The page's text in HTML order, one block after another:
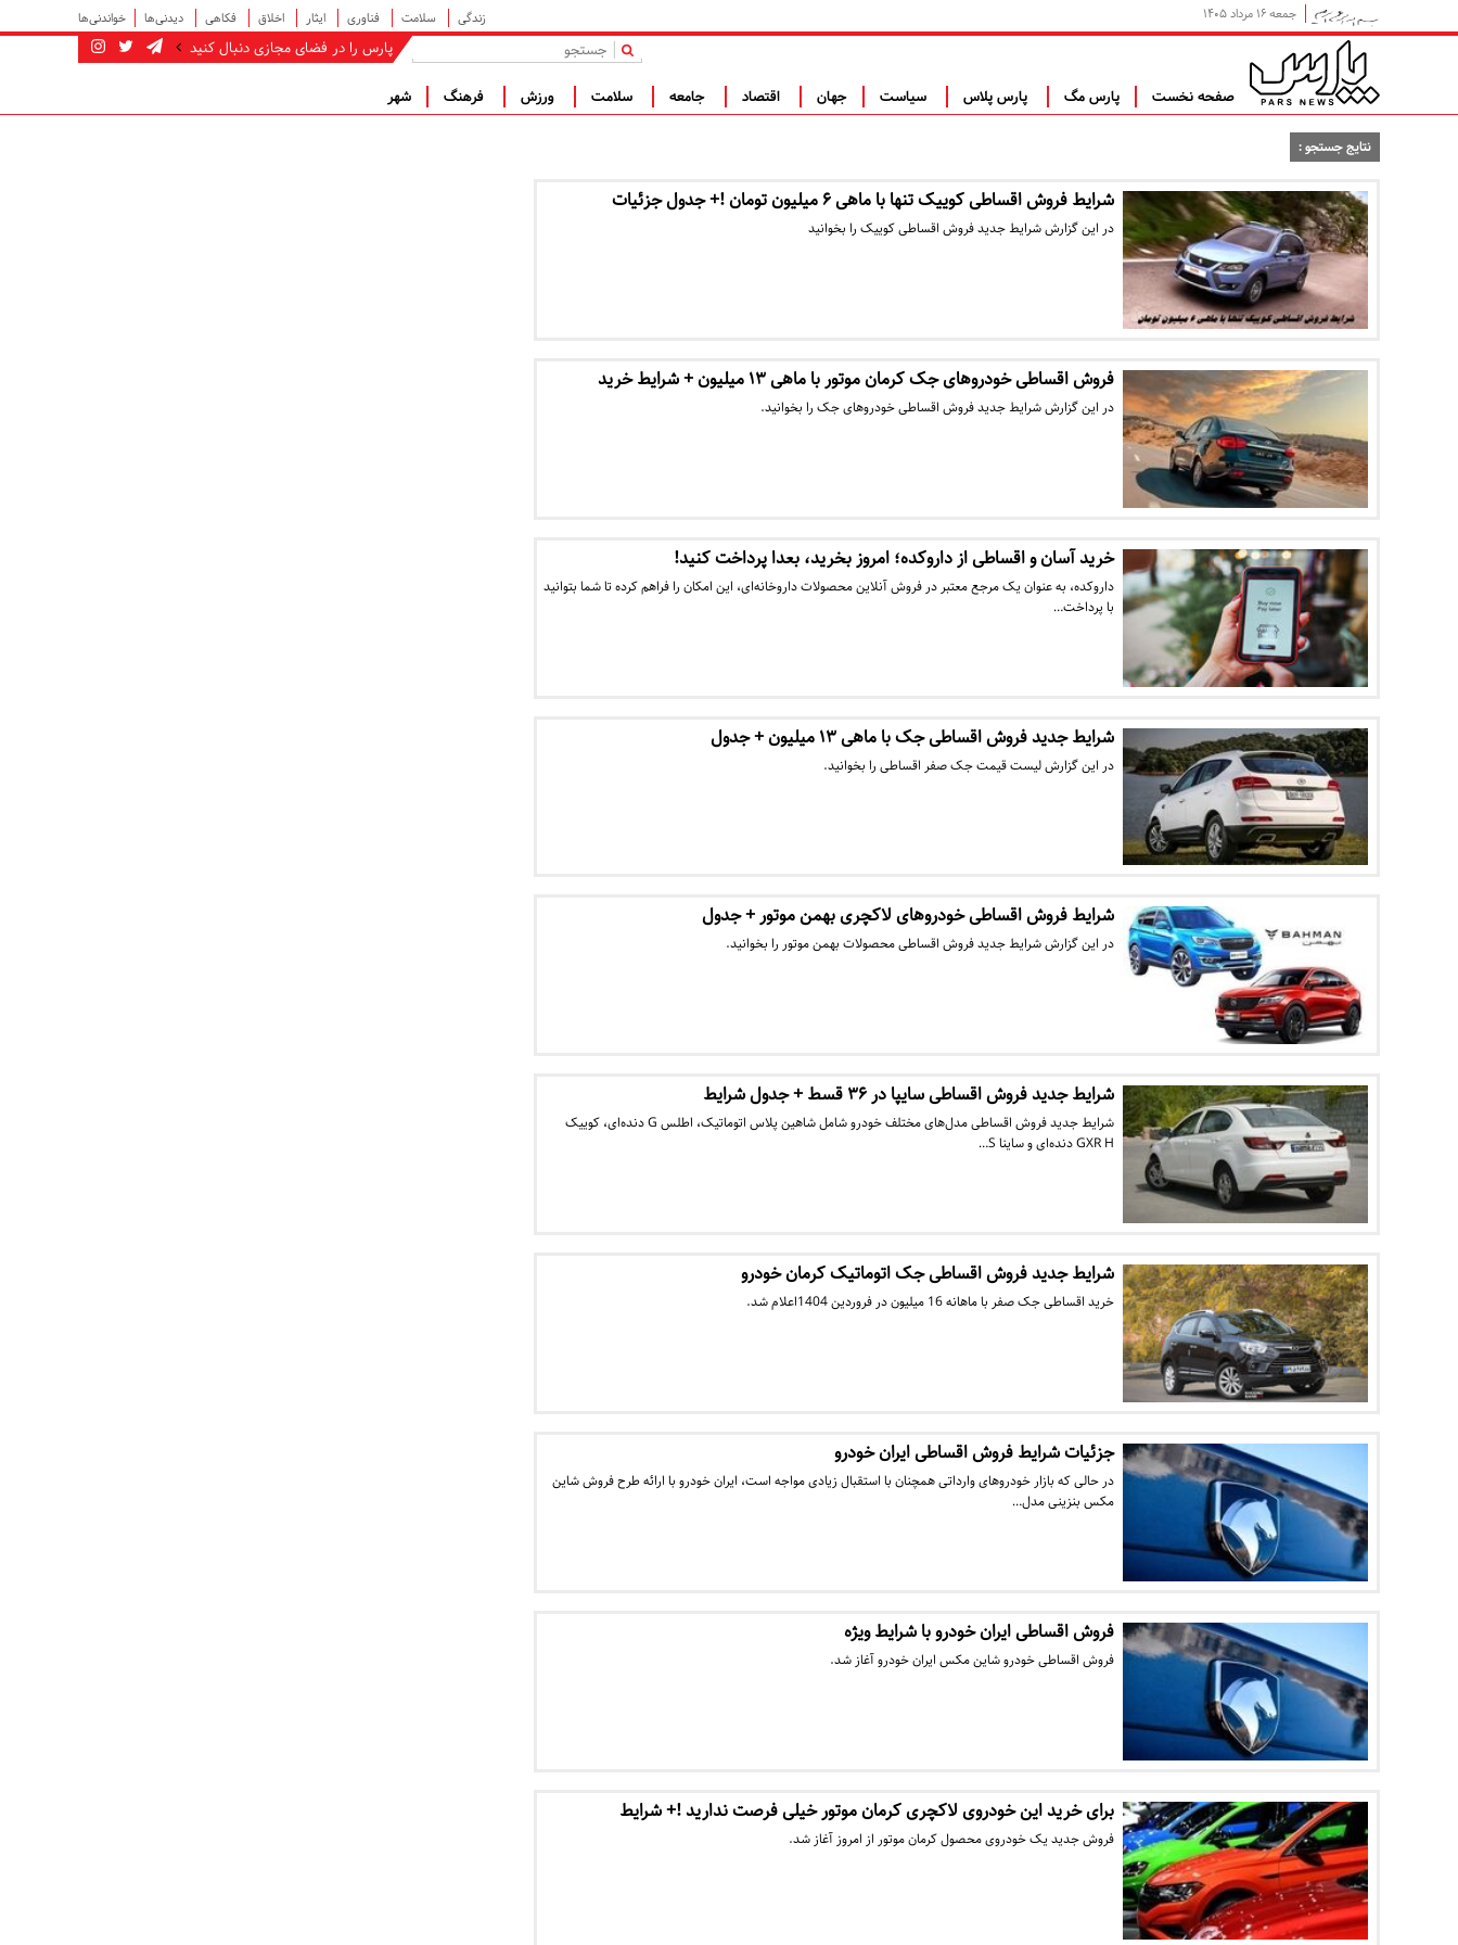
جمعه ۱۶ مرداد ۱۴۰۵ زندگی سلامت فناوری ایثار اخلاق فکاهی دیدنی‌ها خواندنی‌ها
پارس را در فضای مجازی دنبال کنید |
صفحه نخست پارس مگ پارس پلاس سیاست جهان اقتصاد جامعه سلامت ورزش فرهنگ شهر
نتایج جستجو :
شرایط فروش اقساطی کوییک تنها با ماهی ۶ میلیون تومان !+ جدول جزئیات
در این گزارش شرایط جدید فروش اقساطی کوییک را بخوانید
فروش اقساطی خودروهای جک کرمان موتور با ماهی ۱۳ میلیون + شرایط خرید
در این گزارش شرایط جدید فروش اقساطی خودروهای جک را بخوانید.
خرید آسان و اقساطی از داروکده؛ امروز بخرید، بعدا پرداخت کنید!
داروکده، به عنوان یک مرجع معتبر در فروش آنلاین محصولات داروخانه‌ای، این امکان را فراهم کرده تا شما بتوانید
با پرداخت…
شرایط جدید فروش اقساطی جک با ماهی ۱۳ میلیون + جدول
در این گزارش لیست قیمت جک صفر اقساطی را بخوانید.
شرایط فروش اقساطی خودروهای لاکچری بهمن موتور + جدول
در این گزارش شرایط جدید فروش اقساطی محصولات بهمن موتور را بخوانید.
شرایط جدید فروش اقساطی سایپا در ۳۶ قسط + جدول شرایط
شرایط جدید فروش اقساطی مدل‌های مختلف خودرو شامل شاهین پلاس اتوماتیک، اطلس G دنده‌ای، کوییک
GXR H دنده‌ای و ساینا S…
شرایط جدید فروش اقساطی جک اتوماتیک کرمان خودرو
خرید اقساطی جک صفر با ماهانه 16 میلیون در فروردین 1404اعلام شد.
جزئیات شرایط فروش اقساطی ایران خودرو
در حالی که بازار خودروهای وارداتی همچنان با استقبال زیادی مواجه است، ایران خودرو با ارائه طرح فروش شاین
مکس بنزینی مدل…
فروش اقساطی ایران خودرو با شرایط ویژه
فروش اقساطی خودرو شاین مکس ایران خودرو آغاز شد.
برای خرید این خودروی لاکچری کرمان موتور خیلی فرصت ندارید !+ شرایط
فروش جدید یک خودروی محصول کرمان موتور از امروز آغاز شد.